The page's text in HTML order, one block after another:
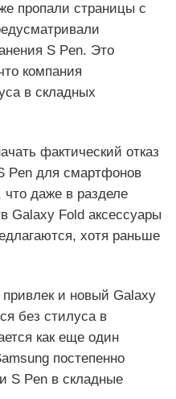
пропали страницы с
S Pen. Это
компания
в складных
фактический отказ
Pen для смартфонов
даже в разделе
Galaxy Fold аксессуары
хотя раньше
и новый Galaxy
без стилуса в
как еще один
постепенно
S Pen в складные